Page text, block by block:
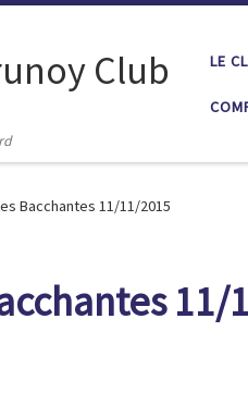
Club LE
Bacchantes 11/11/2015
11/